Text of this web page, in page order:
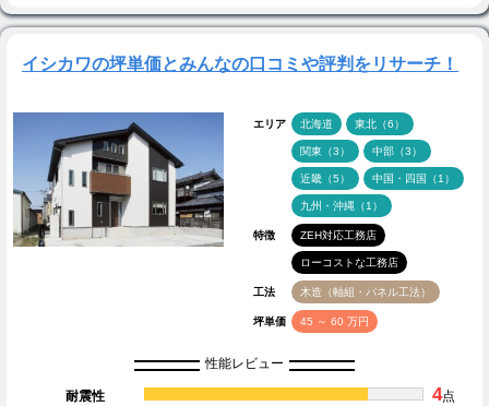
イシカワの坪単価とみんなの口コミや評判をリサーチ！
エリア 北海道 東北（6）
関東（3） 中部（3）
近畿（5） 中国・四国（1）
九州・沖縄（1）
特徴 ZEH対応工務店
ローコストな工務店
工法 木造（軸組・パネル工法）
坪単価 45 ～ 60 万円
性能レビュー
耐震性 4点